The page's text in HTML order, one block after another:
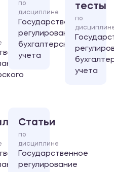
по
дисциплине
Государственное
регулирование
бухгалтерского
учета
тесты
по
учета
Статьи
по
дисциплине
Государственное
регулирование